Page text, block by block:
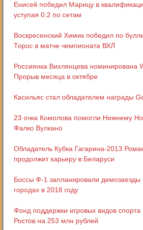
Енисей победил Марицу в
уступая 0:2 по сетам
Воскресенский Химик победил по
Торос в матче чемпионата ВХЛ
Россиянка Вихлянцева номинирована
Прорыв месяца в октябре
Касильяс стал обладателем награды
23 очка Комолова помогли Нижнему
Фалко Вулкано
Обладатель Кубка Гагарина-2013
продолжит карьеру в Беларуси
Боссы Ф-1 запланировали демозаезды
городах в 2018 году
Фонд поддержки игровых видов
Ростов на 253 млн рублей